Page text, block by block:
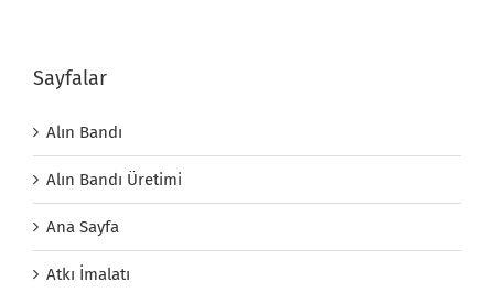
Sayfalar
Alın Bandı
Alın Bandı Üretimi
Ana Sayfa
Atkı İmalatı